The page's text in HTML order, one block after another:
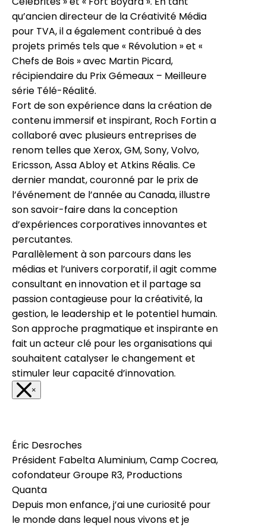
qu’ancien directeur de la Créativité Média
pour TVA, il a également contribué à des
projets primés tels que « Révolution » et «
Chefs de Bois » avec Martin Picard,
récipiendaire du Prix Gémeaux – Meilleure
série Télé-Réalité.
Fort de son expérience dans la création de
contenu immersif et inspirant, Roch Fortin a
collaboré avec plusieurs entreprises de
renom telles que Xerox, GM, Sony, Volvo,
Ericsson, Assa Abloy et Atkins Réalis. Ce
dernier mandat, couronné par le prix de
l’événement de l’année au Canada, illustre
son savoir-faire dans la conception
d’expériences corporatives innovantes et
percutantes.
Parallèlement à son parcours dans les
médias et l’univers corporatif, il agit comme
consultant en innovation et il partage sa
passion contagieuse pour la créativité, la
gestion, le leadership et le potentiel humain.
Son approche pragmatique et inspirante en
fait un acteur clé pour les organisations qui
souhaitent catalyser le changement et
stimuler leur capacité d’innovation.
×
Éric Desroches
Président Fabelta Aluminium, Camp Cocrea,
cofondateur Groupe R3, Productions
Quanta
Depuis mon enfance, j’ai une curiosité pour
le monde dans lequel nous vivons et je